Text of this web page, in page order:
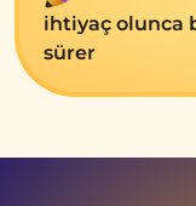
ihtiyaç olunca
sürеr